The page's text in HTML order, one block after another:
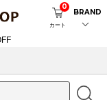
カート
0
BRAND